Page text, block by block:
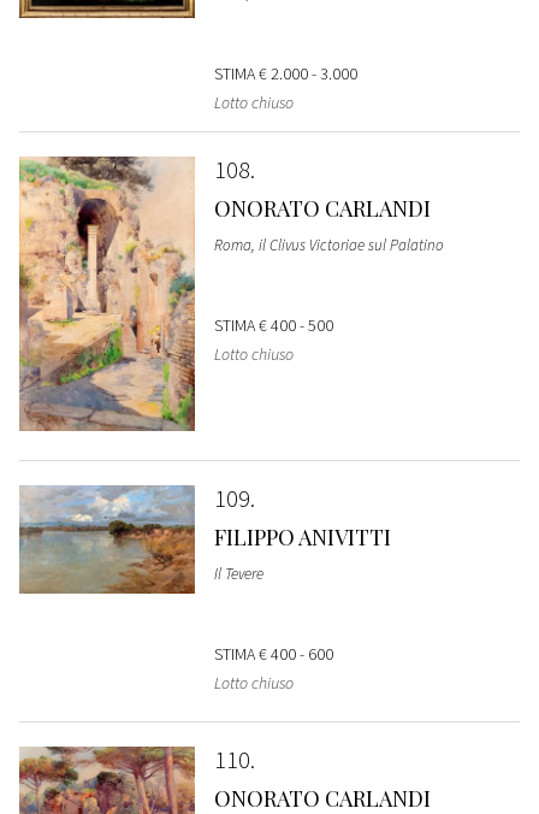
STIMA€ 2.000 - 3.000
Lotto chiuso
108
ONORATO CARLANDI
Roma, il Clivus Victoriae sul Palatino
STIMA€ 400 - 500
Lotto chiuso
109
FILIPPO ANIVITTI
Il Tevere
STIMA€ 400 - 600
Lotto chiuso
110
ONORATO CARLANDI